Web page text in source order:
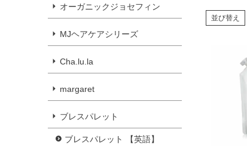
オーガニックジョセフィン
MJヘアケアシリーズ
Cha.lu.la
margaret
ブレスパレット
ブレスパレット 【英語】
並び替え